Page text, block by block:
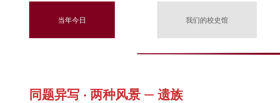
当年今日 我们的校史馆
同题异写 ‧ 两种风景 — 遗族